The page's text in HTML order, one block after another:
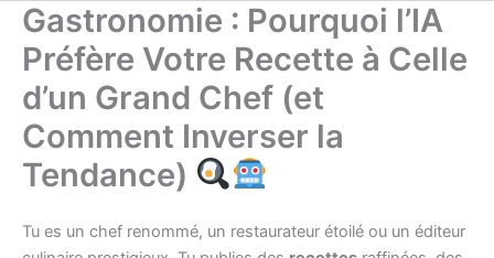
Gastronomie : Pourquoi l’IA
Préfère Votre Recette à Celle
d’un Grand Chef (et
Comment Inverser la
Tendance)
Tu es un chef renommé, un restaurateur étoilé ou un éditeur